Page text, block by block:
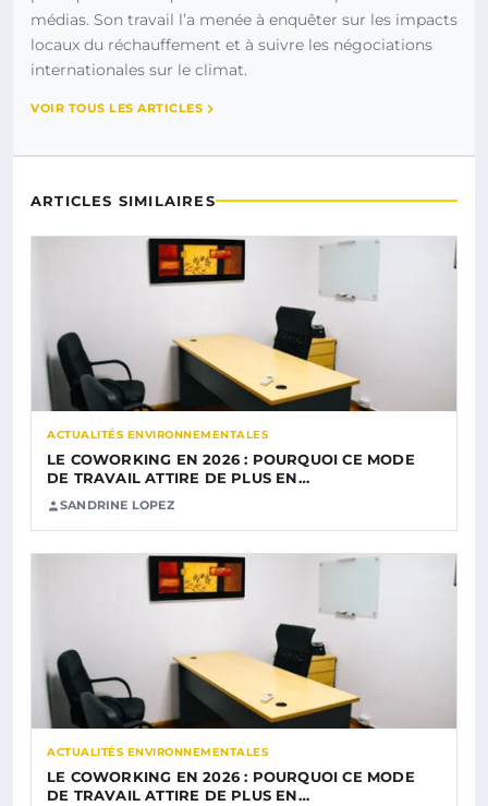
médias. Son travail l’a menée à enquêter sur les impacts
locaux du réchauffement et à suivre les négociations
internationales sur le climat.
VOIR TOUS LES ARTICLES
ARTICLES SIMILAIRES
ACTUALITÉS ENVIRONNEMENTALES
LE COWORKING EN 2026 : POURQUOI CE MODE
DE TRAVAIL ATTIRE DE PLUS EN…
SANDRINE LOPEZ
ACTUALITÉS ENVIRONNEMENTALES
LE COWORKING EN 2026 : POURQUOI CE MODE
DE TRAVAIL ATTIRE DE PLUS EN…